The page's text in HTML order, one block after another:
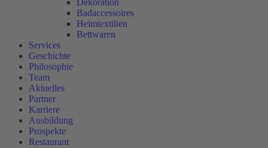
Dekoration
Badaccessoires
Heimtextilien
Bettwaren
Services
Geschichte
Philosophie
Team
Aktuelles
Partner
Karriere
Ausbildung
Prospekte
Restaurant